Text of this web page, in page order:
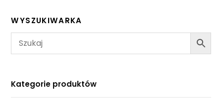
WYSZUKIWARKA
Kategorie produktów